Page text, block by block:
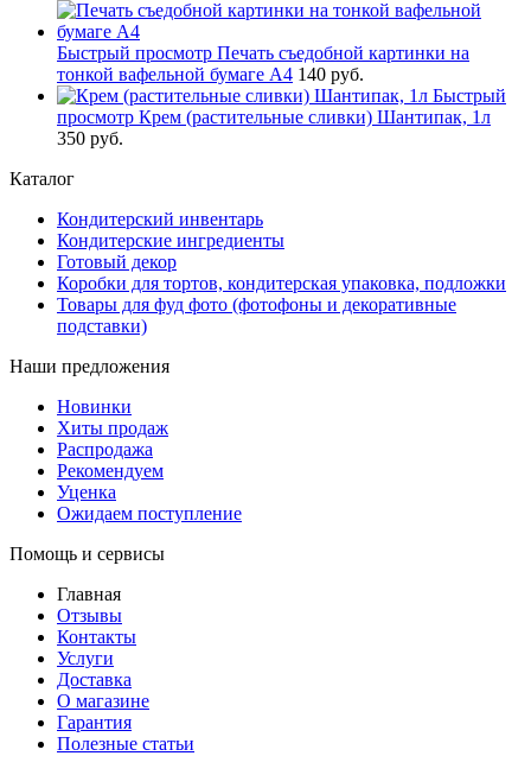
Быстрый просмотр Печать съедобной картинки на
тонкой вафельной бумаге А4 140 руб.
Быстрый
просмотр Крем (растительные сливки) Шантипак, 1л
350 руб.
Каталог
Кондитерский инвентарь
Кондитерские ингредиенты
Готовый декор
Коробки для тортов, кондитерская упаковка, подложки
Товары для фуд фото (фотофоны и декоративные
подставки)
Наши предложения
Новинки
Хиты продаж
Распродажа
Рекомендуем
Уценка
Ожидаем поступление
Помощь и сервисы
Главная
Отзывы
Контакты
Услуги
Доставка
О магазине
Гарантия
Полезные статьи